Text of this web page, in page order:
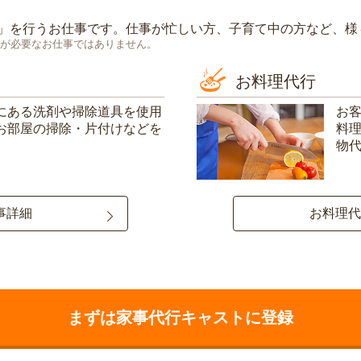
を行うお仕事です。仕事が忙しい方、子育て中の方など、
必要なお仕事ではありません。
ある洗剤や掃除道具を使用
部屋の掃除・片付けなどを
詳細
お料理代行
お
料
物
お料理
まずは家事代行キャストに登録